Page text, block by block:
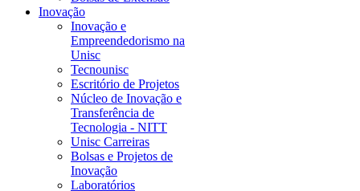
Inovação
Inovação e
Empreendedorismo na
Unisc
Tecnounisc
Escritório de Projetos
Núcleo de Inovação e
Transferência de
Tecnologia - NITT
Unisc Carreiras
Bolsas e Projetos de
Inovação
Laboratórios